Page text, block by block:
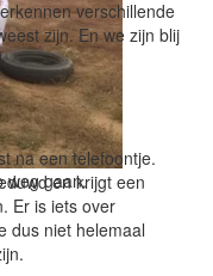
weg gaan.
verschillende
zijn. En we zijn blij
na een telefoontje.
en krijgt een
Er is iets over
dus niet helemaal